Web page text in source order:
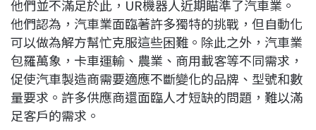
他們並不滿足於此，UR機器人近期瞄準了汽車業。
他們認為，汽車業面臨著許多獨特的挑戰，但自動化
可以做為解方幫忙克服這些困難。除此之外，汽車業
包羅萬象，卡車運輸、農業、商用載客等不同需求，
促使汽車製造商需要適應不斷變化的品牌、型號和數
量要求。許多供應商還面臨人才短缺的問題，難以滿
足客戶的需求。